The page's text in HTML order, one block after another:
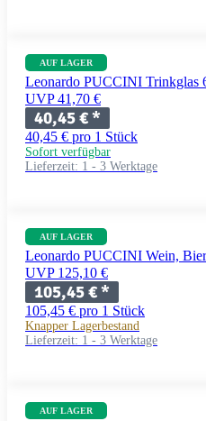
AUF LAGER
Leonardo PUCCINI Trinkglas
UVP 41,70 €
40,45 €*
40,45 € pro 1 Stück
Sofort verfügbar
Lieferzeit: 1 - 3 Werktage
AUF LAGER
Leonardo PUCCINI Wein,
UVP 125,10 €
105,45 €*
105,45 € pro 1 Stück
Knapper Lagerbestand
Lieferzeit: 1 - 3 Werktage
AUF LAGER